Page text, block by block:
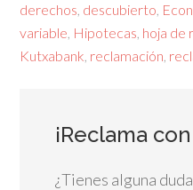
derechos descubierto
variable Hipotecas hoja de
Kutxabank reclamación
¡Reclama
¿Tienes alguna